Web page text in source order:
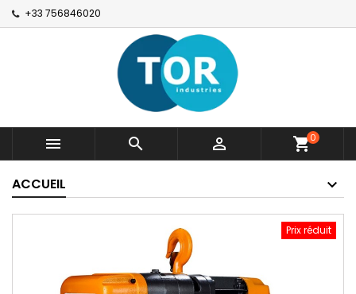
+33 756846020
   shopping_cart0
ACCUEIL
Prix réduit